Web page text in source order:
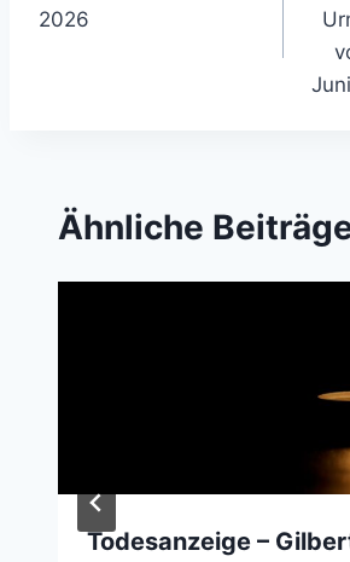
2026
Ähnliche
Todesanzeige –